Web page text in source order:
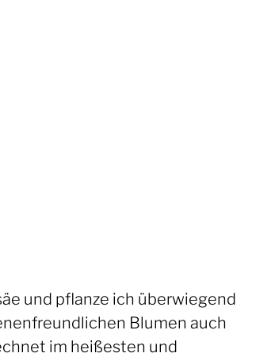
und pflanze ich überwiegend
Blumen auch
im heißesten und